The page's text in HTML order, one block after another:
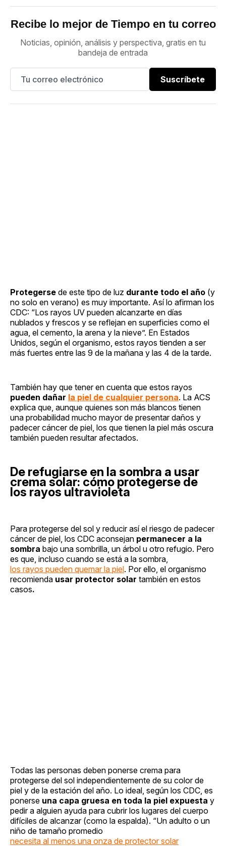
Recibe lo mejor de Tiempo en tu correo
Noticias, opinión, análisis y perspectiva, gratis en tu
bandeja de entrada
Suscríbete
Protegerse de este tipo de luz durante todo el año (y
no solo en verano) es muy importante. Así lo afirman los
CDC: “Los rayos UV pueden alcanzarte en días
nublados y frescos y se reflejan en superficies como el
agua, el cemento, la arena y la nieve”. En Estados
Unidos, según el organismo, estos rayos tienden a ser
más fuertes entre las 9 de la mañana y las 4 de la tarde.
También hay que tener en cuenta que estos rayos
pueden dañar la piel de cualquier persona. La ACS
explica que, aunque quienes son más blancos tienen
una probabilidad mucho mayor de presentar daños y
padecer cáncer de piel, los que tienen la piel más oscura
también pueden resultar afectados.
De refugiarse en la sombra a usar
crema solar: cómo protegerse de
los rayos ultravioleta
Para protegerse del sol y reducir así el riesgo de padecer
cáncer de piel, los CDC aconsejan permanecer a la
sombra bajo una sombrilla, un árbol u otro refugio. Pero
es que, incluso cuando se está a la sombra,
los rayos pueden quemar la piel. Por ello, el organismo
recomienda usar protector solar también en estos
casos.
Todas las personas deben ponerse crema para
protegerse del sol independientemente de su color de
piel y de la estación del año. Lo ideal, según los CDC, es
ponerse una capa gruesa en toda la piel expuesta y
pedir a alguien ayuda para cubrir los lugares del cuerpo
difíciles de alcanzar (como la espalda). “Un adulto o un
niño de tamaño promedio
necesita al menos una onza de protector solar